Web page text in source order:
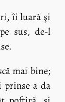
îi luară şi
sus, de-l
mai bine;
a da